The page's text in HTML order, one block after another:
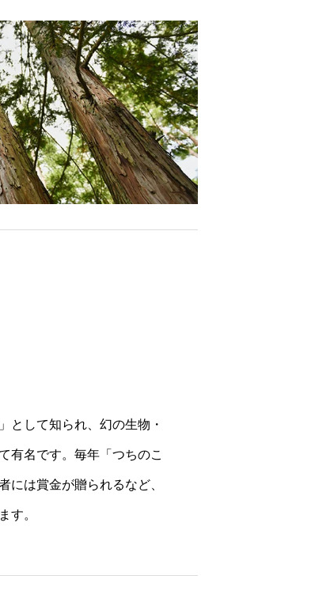
として知られ、幻の生物・
有名です。毎年「つちのこ
には賞金が贈られるなど、
す。